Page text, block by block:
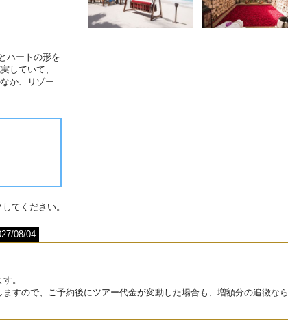
ハートの形を
していて、
か、リゾー
てください。
08/04
。
すので、ご予約後にツアー代金が変動した場合も、増額分の追徴なら